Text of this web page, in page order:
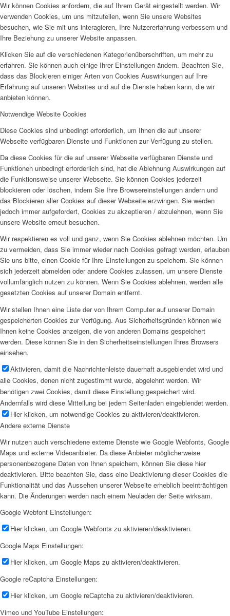
Wir können Cookies anfordern, die auf Ihrem Gerät eingestellt werden. Wir
verwenden Cookies, um uns mitzuteilen, wenn Sie unsere Websites
besuchen, wie Sie mit uns interagieren, Ihre Nutzererfahrung verbessern und
Ihre Beziehung zu unserer Website anpassen.
Klicken Sie auf die verschiedenen Kategorienüberschriften, um mehr zu
erfahren. Sie können auch einige Ihrer Einstellungen ändern. Beachten Sie,
dass das Blockieren einiger Arten von Cookies Auswirkungen auf Ihre
Erfahrung auf unseren Websites und auf die Dienste haben kann, die wir
anbieten können.
Notwendige Website Cookies
Diese Cookies sind unbedingt erforderlich, um Ihnen die auf unserer
Webseite verfügbaren Dienste und Funktionen zur Verfügung zu stellen.
Da diese Cookies für die auf unserer Webseite verfügbaren Dienste und
Funktionen unbedingt erforderlich sind, hat die Ablehnung Auswirkungen auf
die Funktionsweise unserer Webseite. Sie können Cookies jederzeit
blockieren oder löschen, indem Sie Ihre Browsereinstellungen ändern und
das Blockieren aller Cookies auf dieser Webseite erzwingen. Sie werden
jedoch immer aufgefordert, Cookies zu akzeptieren / abzulehnen, wenn Sie
unsere Website erneut besuchen.
Wir respektieren es voll und ganz, wenn Sie Cookies ablehnen möchten. Um
zu vermeiden, dass Sie immer wieder nach Cookies gefragt werden, erlauben
Sie uns bitte, einen Cookie für Ihre Einstellungen zu speichern. Sie können
sich jederzeit abmelden oder andere Cookies zulassen, um unsere Dienste
vollumfänglich nutzen zu können. Wenn Sie Cookies ablehnen, werden alle
gesetzten Cookies auf unserer Domain entfernt.
Wir stellen Ihnen eine Liste der von Ihrem Computer auf unserer Domain
gespeicherten Cookies zur Verfügung. Aus Sicherheitsgründen können wie
Ihnen keine Cookies anzeigen, die von anderen Domains gespeichert
werden. Diese können Sie in den Sicherheitseinstellungen Ihres Browsers
einsehen.
Aktivieren, damit die Nachrichtenleiste dauerhaft ausgeblendet wird und
alle Cookies, denen nicht zugestimmt wurde, abgelehnt werden. Wir
benötigen zwei Cookies, damit diese Einstellung gespeichert wird.
Andernfalls wird diese Mitteilung bei jedem Seitenladen eingeblendet werden.
Hier klicken, um notwendige Cookies zu aktivieren/deaktivieren.
Andere externe Dienste
Wir nutzen auch verschiedene externe Dienste wie Google Webfonts, Google
Maps und externe Videoanbieter. Da diese Anbieter möglicherweise
personenbezogene Daten von Ihnen speichern, können Sie diese hier
deaktivieren. Bitte beachten Sie, dass eine Deaktivierung dieser Cookies die
Funktionalität und das Aussehen unserer Webseite erheblich beeinträchtigen
kann. Die Änderungen werden nach einem Neuladen der Seite wirksam.
Google Webfont Einstellungen:
Hier klicken, um Google Webfonts zu aktivieren/deaktivieren.
Google Maps Einstellungen:
Hier klicken, um Google Maps zu aktivieren/deaktivieren.
Google reCaptcha Einstellungen:
Hier klicken, um Google reCaptcha zu aktivieren/deaktivieren.
Vimeo und YouTube Einstellungen: